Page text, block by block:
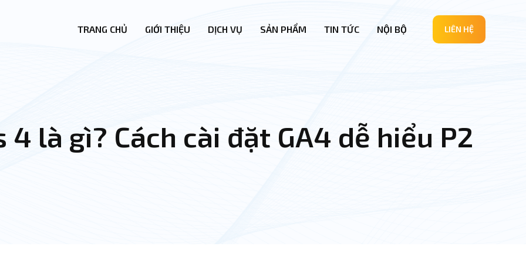
TRANG CHỦ
GIỚI THIỆU DỊCH VỤ SẢN PHẨM TIN TỨC NỘI BỘ LIÊN HỆ
là gì? Cách cài đặt GA4 dễ hiểu P2